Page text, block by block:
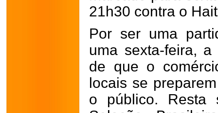
21h30 contra o
Por ser uma
uma sexta-feira,
de que o
locais se
o público.